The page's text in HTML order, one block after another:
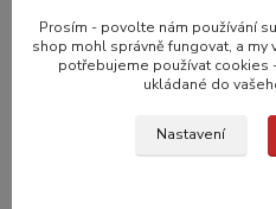
117,0 Kč/ks
96,7 Kčbez DPH
Prosím - povolte nám používání
shop mohl správně fungovat, a
potřebujeme používat
ukládané do
Nastavení